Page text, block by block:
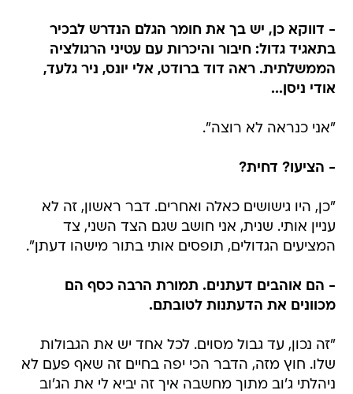
- דווקא כן, יש בך את חומר הגלם הנדרש לבכיר
בתאגיד גדול: חיבור והיכרות עם עטיני הרגולציה
הממשלתית. ראה דוד ברודט, אלי יונס, ניר גלעד,
אודי ניסן...
"אני כנראה לא רוצה".
- הציעו? דחית?
"כן, היו גישושים כאלה ואחרים. דבר ראשון, זה לא
עניין אותי. שנית, אני חושב שגם הצד השני, צד
המציעים הגדולים, תופסים אותי בתור מישהו דעתן".
- הם אוהבים דעתנים. תמורת הרבה כסף הם
מכוונים את הדעתנות לטובתם.
"זה נכון, עד גבול מסוים. לכל אחד יש את הגבולות
שלו. חוץ מזה, הדבר הכי יפה בחיים זה שאף פעם לא
ניהלתי ג'וב מתוך מחשבה איך זה יביא לי את הג'וב